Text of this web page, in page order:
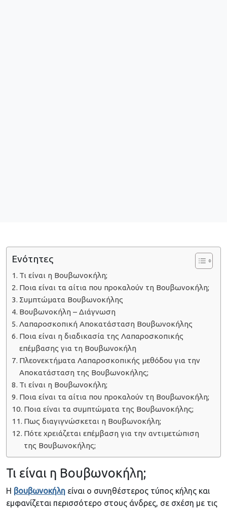
Ενότητες
Τι είναι η Βουβωνοκήλη;
Ποια είναι τα αίτια που προκαλούν τη Βουβωνοκήλη;
Συμπτώματα Βουβωνοκήλης
Βουβωνοκήλη – Διάγνωση
Λαπαροσκοπική Αποκατάσταση Βουβωνοκήλης
Ποια είναι η διαδικασία της Λαπαροσκοπικής
επέμβασης για τη Βουβωνοκήλη
Πλεονεκτήματα Λαπαροσκοπικής μεθόδου για την
Αποκατάσταση της Βουβωνοκήλης;
Τι είναι η Βουβωνοκήλη;
Ποια είναι τα αίτια που προκαλούν τη Βουβωνοκήλη;
Ποια είναι τα συμπτώματα της Βουβωνοκήλης;
Πως διαγιγνώσκεται η Βουβωνοκήλη;
Πότε χρειάζεται επέμβαση για την αντιμετώπιση
της Βουβωνοκήλης;
Τι είναι η Βουβωνοκήλη;
Η βουβωνοκήλη είναι ο συνηθέστερος τύπος κήλης και
εμφανίζεται περισσότερο στους άνδρες, σε σχέση με τις